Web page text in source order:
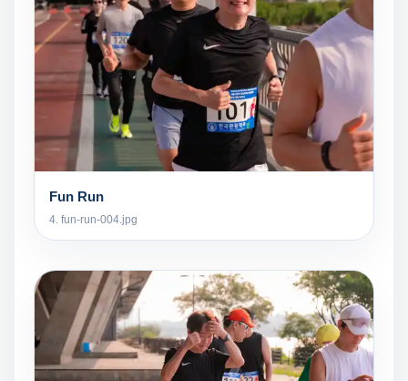
Fun Run
4. fun-run-004.jpg